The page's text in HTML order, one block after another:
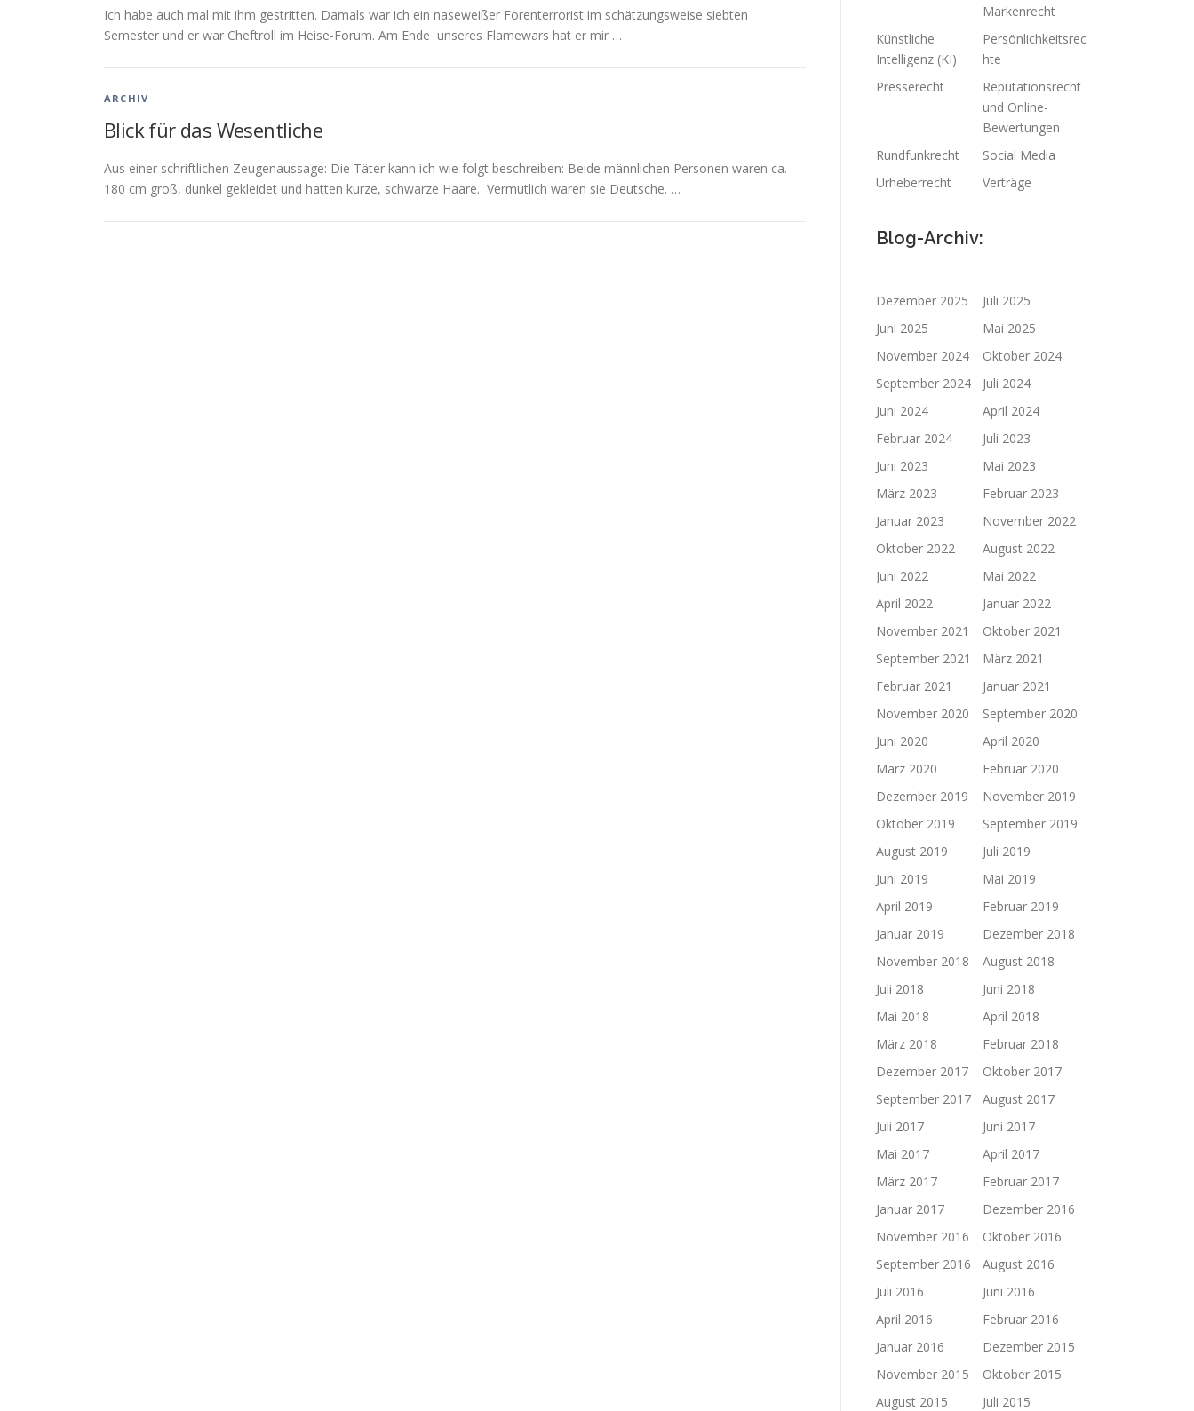
Ich habe auch mal mit ihm gestritten. Damals war ich ein naseweißer Forenterrorist im schätzungsweise siebten
Semester und er war Cheftroll im Heise-Forum. Am Ende unseres Flamewars hat er mir …
ARCHIV
Blick für das Wesentliche
Aus einer schriftlichen Zeugenaussage: Die Täter kann ich wie folgt beschreiben: Beide männlichen Personen waren ca.
180 cm groß, dunkel gekleidet und hatten kurze, schwarze Haare. Vermutlich waren sie Deutsche. …
Markenrecht
Künstliche
Intelligenz (KI)
Persönlichkeitsrec
hte
Presserecht
Reputationsrecht
und Online-
Bewertungen
Rundfunkrecht
Social Media
Urheberrecht
Verträge
Blog-Archiv:
Dezember 2025
Juli 2025
Juni 2025
Mai 2025
November 2024
Oktober 2024
September 2024
Juli 2024
Juni 2024
April 2024
Februar 2024
Juli 2023
Juni 2023
Mai 2023
März 2023
Februar 2023
Januar 2023
November 2022
Oktober 2022
August 2022
Juni 2022
Mai 2022
April 2022
Januar 2022
November 2021
Oktober 2021
September 2021
März 2021
Februar 2021
Januar 2021
November 2020
September 2020
Juni 2020
April 2020
März 2020
Februar 2020
Dezember 2019
November 2019
Oktober 2019
September 2019
August 2019
Juli 2019
Juni 2019
Mai 2019
April 2019
Februar 2019
Januar 2019
Dezember 2018
November 2018
August 2018
Juli 2018
Juni 2018
Mai 2018
April 2018
März 2018
Februar 2018
Dezember 2017
Oktober 2017
September 2017
August 2017
Juli 2017
Juni 2017
Mai 2017
April 2017
März 2017
Februar 2017
Januar 2017
Dezember 2016
November 2016
Oktober 2016
September 2016
August 2016
Juli 2016
Juni 2016
April 2016
Februar 2016
Januar 2016
Dezember 2015
November 2015
Oktober 2015
August 2015
Juli 2015